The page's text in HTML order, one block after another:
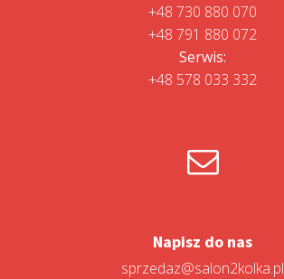
+48 730 880 070
+48 791 880 072
Serwis:
+48 578 033 332
Napisz do nas
sprzedaz@salon2kolka.pl